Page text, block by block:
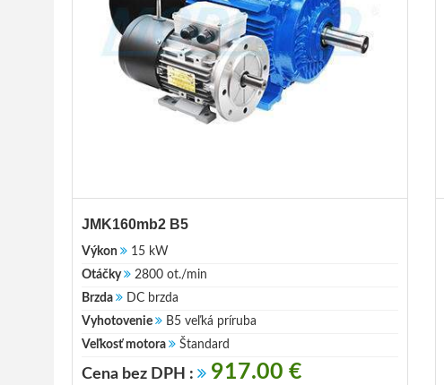
JMK160mb2 B5
Výkon
15 kW
Otáčky
2800 ot./min
Brzda
DC brzda
Vyhotovenie
B5 veľká príruba
Veľkosť motora
Štandard
Cena bez DPH : 917.00 €